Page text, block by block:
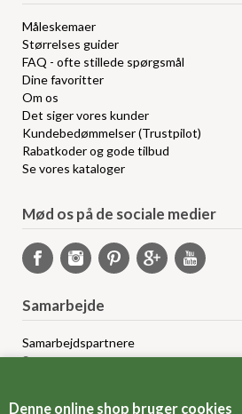
Denne online shop bruger cookies
Måleskemaer
Størrelses guider
FAQ - ofte stillede spørgsmål
Dine favoritter
Om os
Det siger vores kunder
Kundebedømmelser (Trustpilot)
Rabatkoder og gode tilbud
Se vores kataloger
Mød os på de sociale medier
Samarbejde
Samarbejdspartnere
Sponsorprogram